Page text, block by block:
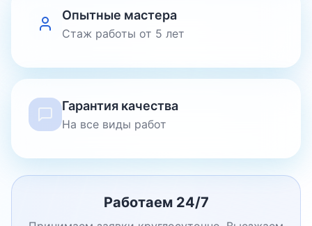
Опытные мастера
Стаж работы от 5 лет
Гарантия качества
На все виды работ
Работаем 24/7